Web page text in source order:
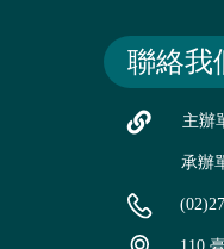
聯絡我
主辦
承辦